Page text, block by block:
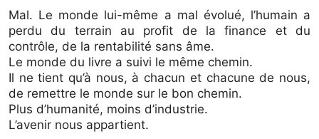
Mal. Le monde lui-même a mal évolué, l’humain a
perdu du terrain au profit de la finance et du
contrôle, de la rentabilité sans âme.
Le monde du livre a suivi le même chemin.
Il ne tient qu’à nous, à chacun et chacune de nous,
de remettre le monde sur le bon chemin.
Plus d’humanité, moins d’industrie.
L’avenir nous appartient.